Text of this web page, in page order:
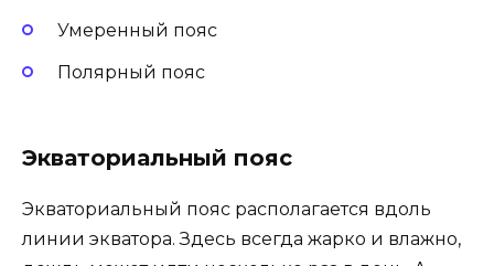
Умеренный пояс
Полярный пояс
Экваториальный пояс
Экваториальный пояс располагается вдоль
линии экватора. Здесь всегда жарко и влажно,